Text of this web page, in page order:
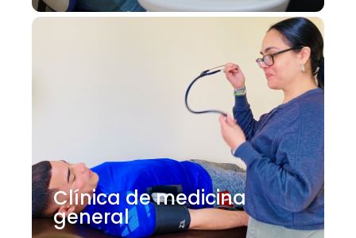
Clínica de medicina
general